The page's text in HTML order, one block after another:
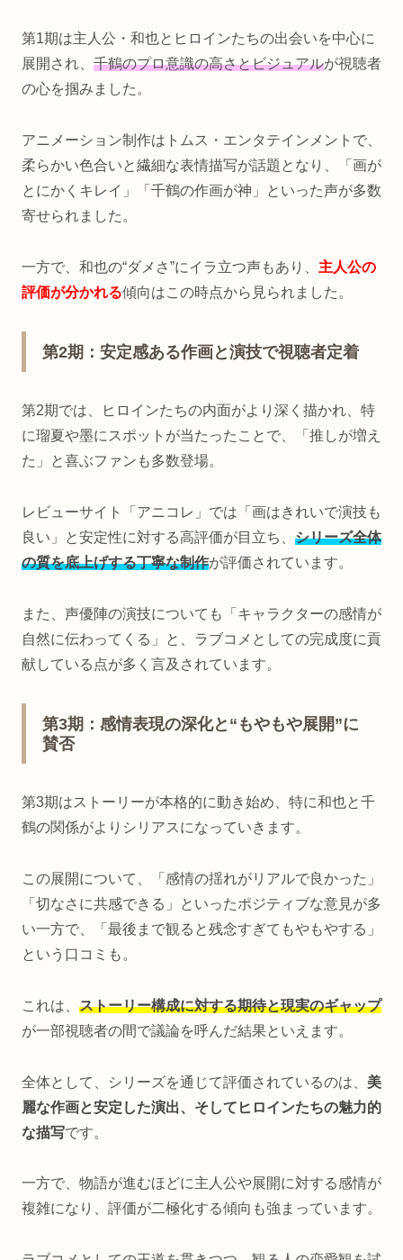
第1期は主人公・和也とヒロインたちの出会いを中心に
展開され、 千鶴のプロ意識の高さとビジュアルが視聴者
の心を掴みました。
アニメーション制作はトムス・エンタテインメントで、
柔らかい色合いと繊細な表情描写が話題となり、「画が
とにかくキレイ」「千鶴の作画が神」といった声が多数
寄せられました。
一方で、和也の“ダメさ”にイラ立つ声もあり、 主人公の
評価が分かれる傾向はこの時点から見られました。
第2期：安定感ある作画と演技で視聴者定着
第2期では、ヒロインたちの内面がより深く描かれ、特
に瑠夏や墨にスポットが当たったことで、「推しが増え
た」と喜ぶファンも多数登場。
レビューサイト「アニコレ」では「画はきれいで演技も
良い」と安定性に対する高評価が目立ち、 シリーズ全体
の質を底上げする丁寧な制作が評価されています。
また、声優陣の演技についても「キャラクターの感情が
自然に伝わってくる」と、ラブコメとしての完成度に貢
献している点が多く言及されています。
第3期：感情表現の深化と“もやもや展開”に
賛否
第3期はストーリーが本格的に動き始め、特に和也と千
鶴の関係がよりシリアスになっていきます。
この展開について、「感情の揺れがリアルで良かった」
「切なさに共感できる」といったポジティブな意見が多
い一方で、「最後まで観ると残念すぎてもやもやする」
という口コミも。
これは、 ストーリー構成に対する期待と現実のギャップ
が一部視聴者の間で議論を呼んだ結果といえます。
全体として、シリーズを通じて評価されているのは、 美
麗な作画と安定した演出、そしてヒロインたちの魅力的
な描写です。
一方で、物語が進むほどに主人公や展開に対する感情が
複雑になり、評価が二極化する傾向も強まっています。